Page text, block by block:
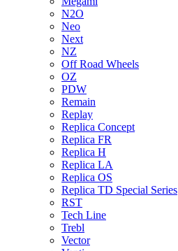
N2O
Neo
Next
NZ
Off Road Wheels
OZ
PDW
Remain
Replay
Replica Concept
Replica FR
Replica H
Replica LA
Replica OS
Replica TD Special Series
RST
Tech Line
Trebl
Vector